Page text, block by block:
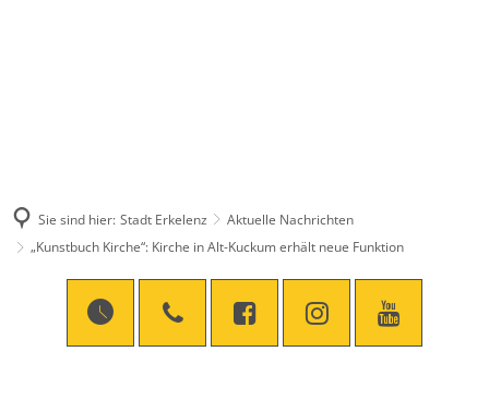
Sie sind hier: Stadt Erkelenz
Aktuelle Nachrichten
„Kunstbuch Kirche“: Kirche in Alt-Kuckum erhält neue Funktion